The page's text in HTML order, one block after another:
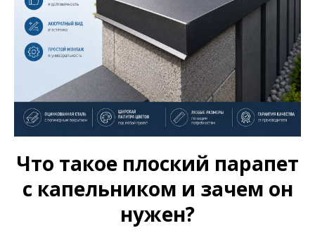
Что такое плоский парапет
с капельником и зачем он
нужен?